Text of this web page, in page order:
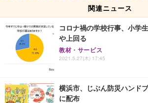
関連ニュース
コロナ禍の学校行事、小学
や上回る
教材・サービス
2021.5.27(木) 17:45
横浜市、じぶん防災ハンド
に配布